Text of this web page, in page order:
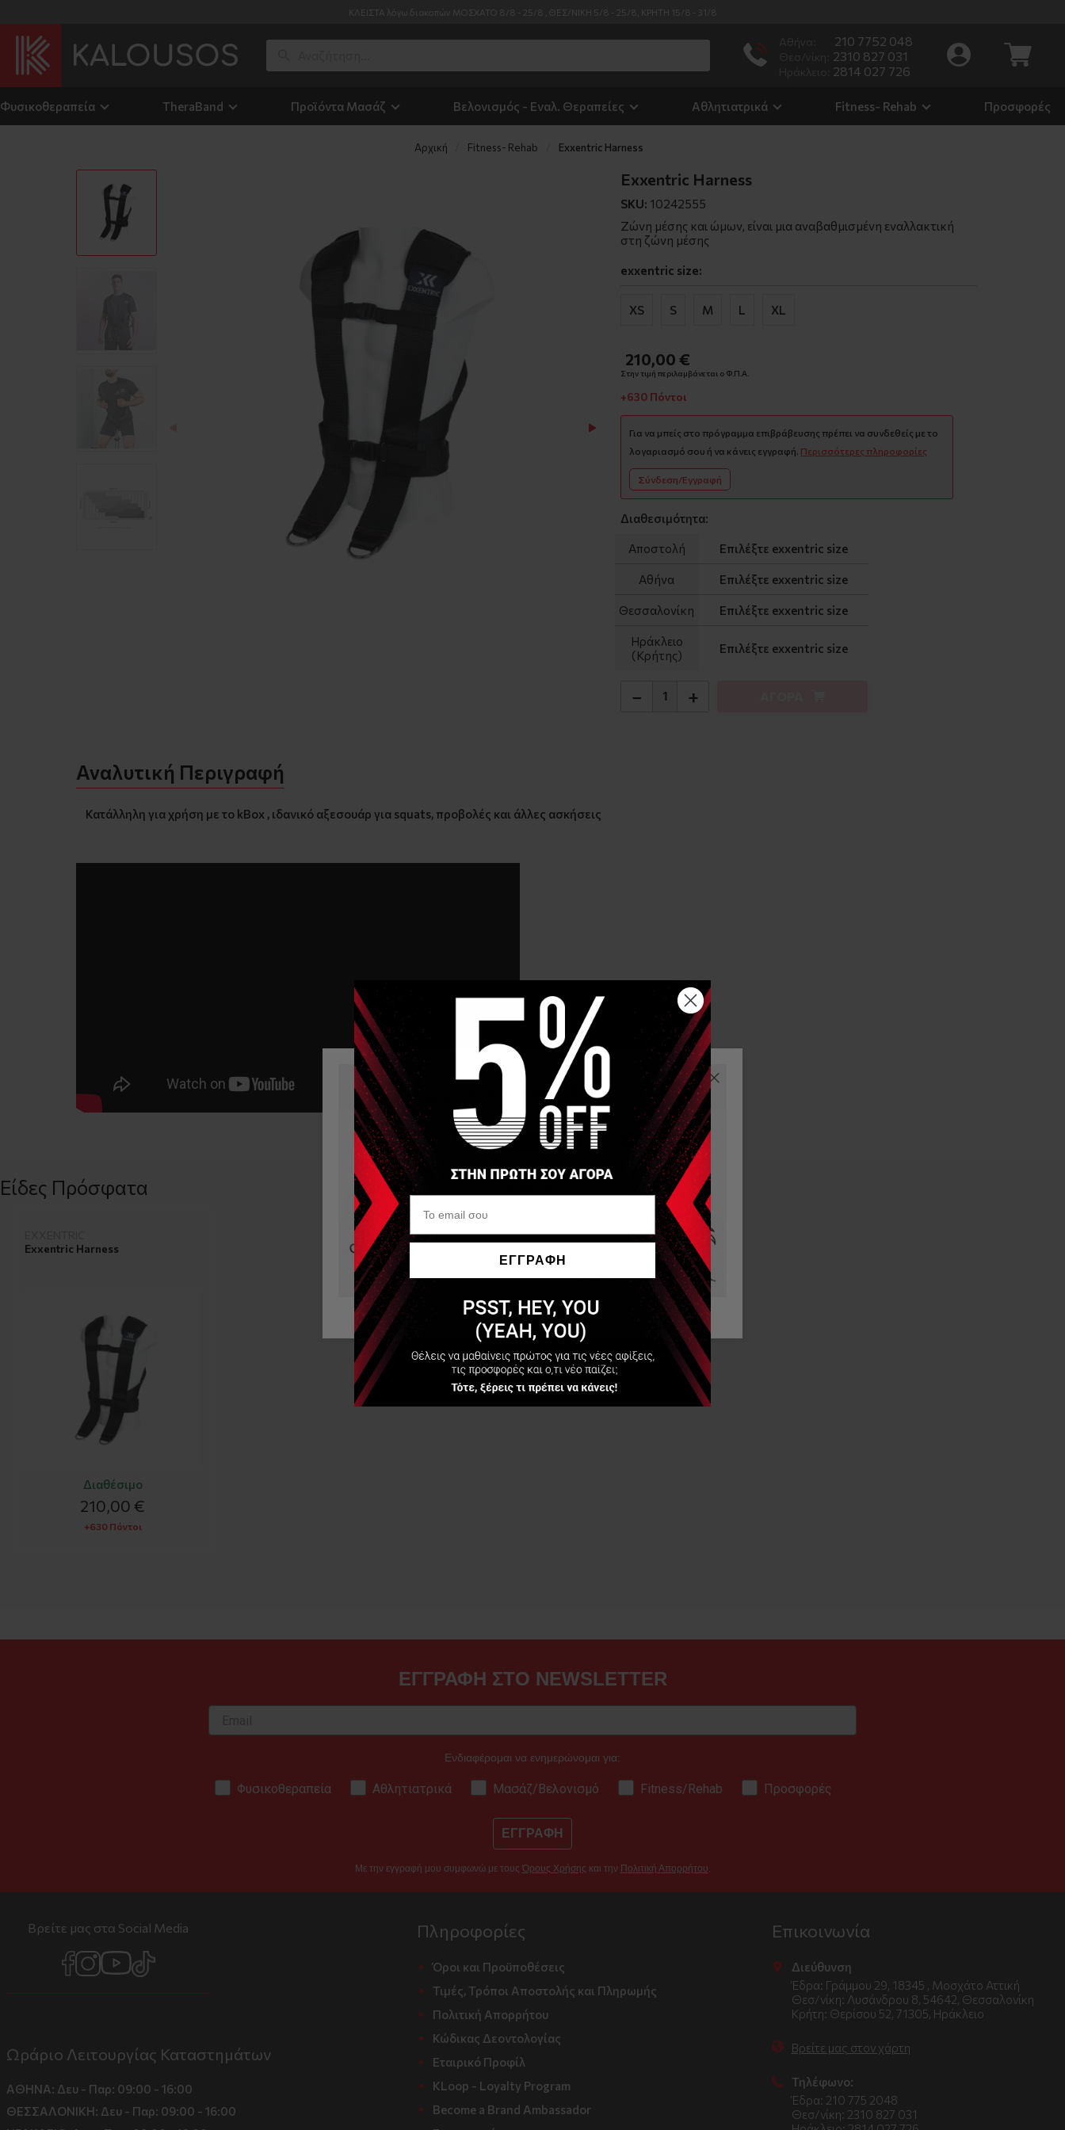
ΚΛΕΙΣΤΑ λόγω διακοπών ΜΟΣΧΑΤΟ 8/8 - 25/8 , ΘΕΣ/ΝΙΚΗ 5/8 - 25/8, ΚΡΗΤΗ 15/8 - 31/8
210 7752 048
2310 827 031
2814 027 726
Φυσικοθεραπεία TheraΒand Προϊόντα Μασάζ Βελονισμός - Εναλ. Θεραπείες Αθλητιατρικά Fitness- Rehab Προσφορές
Αρχική Fitness- Rehab Exxentric Harness
Exxentric Harness
SKU: 10242555
Ζώνη μέσης και ώμων, είναι μια αναβαθμισμένη εναλλακτική
στη ζώνη μέσης
exxentric size:
XS S M L XL
210,00 €
Στην τιμή περιλαμβάνεται ο Φ.Π.Α.
+630 Πόντοι
Για να μπείς στο πρόγραμμα επιβράβευσης πρέπει να συνδεθείς με το
λογαριασμό σου ή να κάνεις εγγραφή. Περισσότερες πληροφορίες
Σύνδεση/Εγγραφή
Διαθεσιμότητα:
Αποστολή Επιλέξτε exxentric size
Αθήνα Επιλέξτε exxentric size
Θεσσαλονίκη Επιλέξτε exxentric size
Ηράκλειο
(Κρήτης)
Επιλέξτε exxentric size
− +
Αναλυτική Περιγραφή
Κατάλληλη για χρήση με το kBox , ιδανικό αξεσουάρ για squats, προβολές και άλλες ασκήσεις
Είδες Πρόσφατα
Exxentric Harness
Διαθέσιμο
210,00 €
+630 Πόντοι
ΕΓΓΡΑΦΗ ΣΤΟ NEWSLETTER
Ενδιαφέρομαι να ενημερώνομαι για:
Φυσικοθεραπεία Αθλητιατρικά Μασάζ/Βελονισμό Fitness/Rehab Προσφορές
ΕΓΓΡΑΦΗ
Με την εγγραφή μου συμφωνώ με τους Όρους Χρήσης και την Πολιτική Απορρήτου.
Βρείτε μας στα Social Media
Ωράριο Λειτουργίας Καταστημάτων
ΑΘΗΝΑ: Δευ - Παρ: 09:00 - 16:00
ΘΕΣΣΑΛΟΝΙΚΗ: Δευ - Παρ: 09:00 - 16:00
Πληροφορίες
Όροι και Προϋποθέσεις
Τιμές, Τρόποι Αποστολής και Πληρωμής
Πολιτική Απορρήτου
Κώδικας Δεοντολογίας
Εταιρικό Προφίλ
KLoop - Loyalty Program
Become a Brand Ambassador
Επικοινωνία
Διεύθυνση
Έδρα: Γράμμου 29, 18345 , Μοσχάτο Αττική
Θεσ/νίκη: Λυσάνδρου 8, 54642, Θεσσαλονίκη
Κρήτη: Θερίσου 52, 71305, Ηράκλειο
Βρείτε μας στον χάρτη
Τηλέφωνο:
Έδρα: 210 775 2048
Θεσ/νίκη: 2310 827 031
Να μην εμφανιστεί ξανά
ΕΓΓΡΑΦΗ